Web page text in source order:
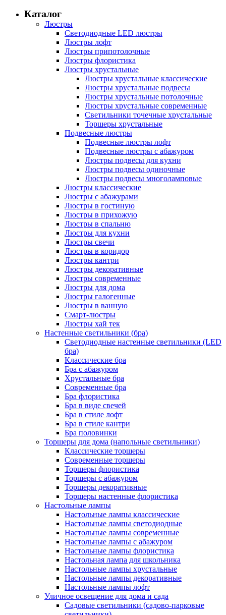
Каталог
Люстры
Светодиодные LED люстры
Люстры лофт
Люстры припотолочные
Люстры флористика
Люстры хрустальные
Люстры хрустальные классические
Люстры хрустальные подвесы
Люстры хрустальные потолочные
Люстры хрустальные современные
Светильники точечные хрустальные
Торшеры хрустальные
Подвесные люстры
Подвесные люстры лофт
Подвесные люстры с абажуром
Люстры подвесы для кухни
Люстры подвесы одиночные
Люстры подвесы многоламповые
Люстры классические
Люстры с абажурами
Люстры в гостиную
Люстры в прихожую
Люстры в спальню
Люстры для кухни
Люстры свечи
Люстры в коридор
Люстры кантри
Люстры декоративные
Люстры современные
Люстры для дома
Люстры галогенные
Люстры в ванную
Смарт-люстры
Люстры хай тек
Настенные светильники (бра)
Светодиодные настенные светильники (LED
бра)
Классические бра
Бра с абажуром
Хрустальные бра
Современные бра
Бра флористика
Бра в виде свечей
Бра в стиле лофт
Бра в стиле кантри
Бра половинки
Торшеры для дома (напольные светильники)
Классические торшеры
Современные торшеры
Торшеры флористика
Торшеры с абажуром
Торшеры декоративные
Торшеры настенные флористика
Настольные лампы
Настольные лампы классические
Настольные лампы светодиодные
Настольные лампы современные
Настольные лампы с абажуром
Настольные лампы флористика
Настольная лампа для школьника
Настольные лампы хрустальные
Настольные лампы декоративные
Настольные лампы лофт
Уличное освещение для дома и сада
Садовые светильники (садово-парковые